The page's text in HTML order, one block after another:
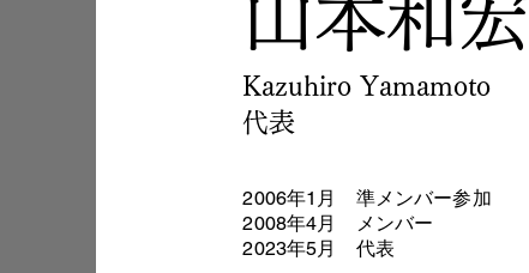
山本和宏
Kazuhiro Yamamoto
代表
2006年1月 準メンバー参加
2008年4月 メンバー
2023年5月 代表